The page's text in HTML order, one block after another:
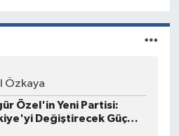
El
alkışı bir gece, borcu